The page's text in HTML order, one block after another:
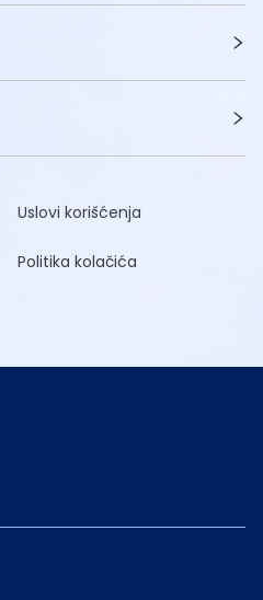
Uslovi korišćenja
Politika kolačića